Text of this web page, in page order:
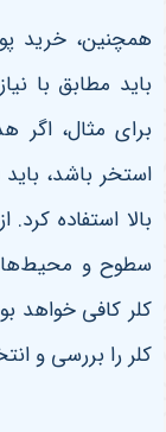
همچنین، خرید
باید مطابق با
برای مثال، اگر
استخر باشد، باید
بالا استفاده
سطوح و
کلر کافی خواهد
کلر را بررسی و